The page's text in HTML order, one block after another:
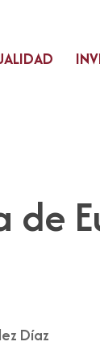
Díaz